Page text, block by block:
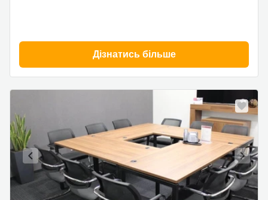
Дізнатись більше